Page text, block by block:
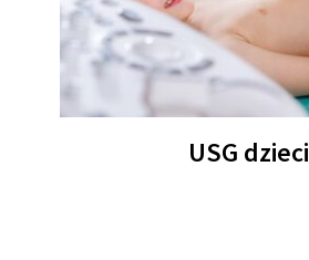
USG dzieci